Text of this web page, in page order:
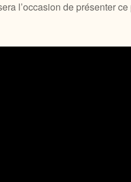
l’occasion de présenter